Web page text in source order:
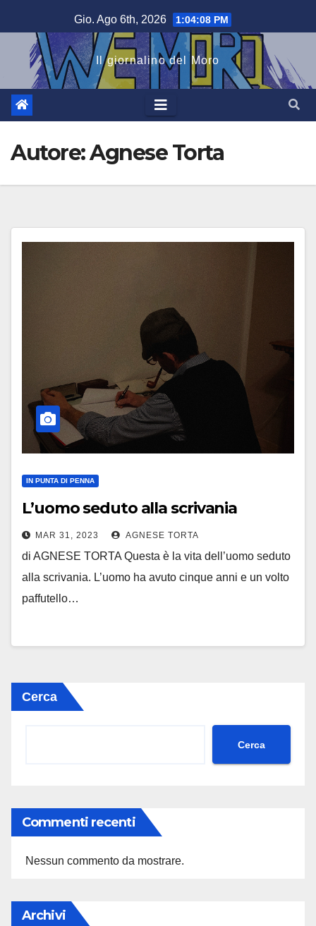
al
contenuto
Gio. Ago 6th, 2026 1:04:09 PM
Il giornalino del Moro
Autore:Agnese Torta
IN PUNTA DI PENNA
L’uomo seduto alla scrivania
MAR 31, 2023 AGNESE TORTA
di AGNESE TORTA Questa è la vita dell’uomo seduto
alla scrivania. L’uomo ha avuto cinque anni e un volto
paffutello…
Cerca
Cerca
Commenti recenti
Nessun commento da mostrare.
Archivi